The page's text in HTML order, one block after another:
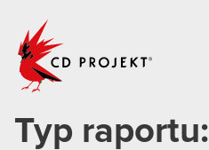
Typ raportu: